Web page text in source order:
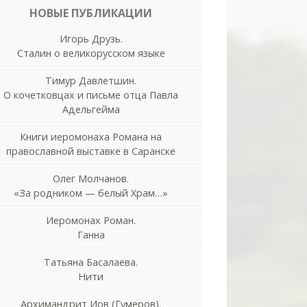
НОВЫЕ ПУБЛИКАЦИИ
Игорь Друзь.
Сталин о великорусском языке
Тимур Давлетшин.
О кочетковцах и письме отца Павла
Адельгейма
Книги иеромонаха Романа на
православной выставке в Саранске
Олег Молчанов.
«За родником — белый Храм…»
Иеромонах Роман.
Ганна
Татьяна Басалаева.
Нити
Архимандрит Иов (Гумеров).